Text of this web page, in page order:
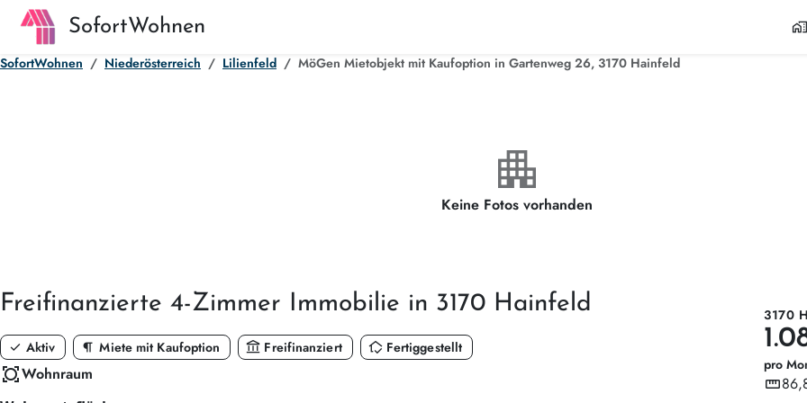
SofortWohnen home_work
SofortWohnen Niederösterreich Lilienfeld MöGen Mietobjekt mit Kaufoption in Gartenweg 26, 3170 Hainfeld
apartment
Keine Fotos vorhanden
Freifinanzierte 4-Zimmer Immobilie in 3170 Hainfeld
check Aktiv format_paragraph Miete mit Kaufoption account_balance Freifinanziert in_home_mode Fertiggestellt
all_outWohnraum
3170
pro
straighten